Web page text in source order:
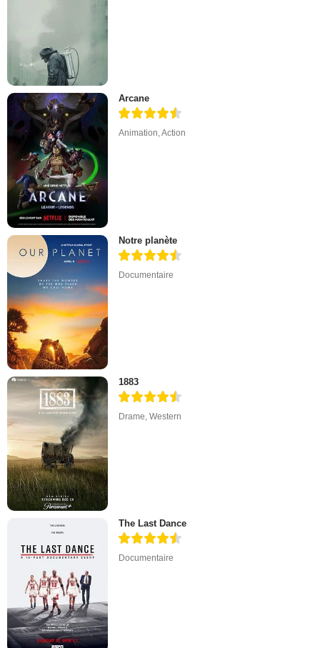
Arcane
Animation,Action
Notre planète
Documentaire
1883
Drame,Western
The Last Dance
Documentaire